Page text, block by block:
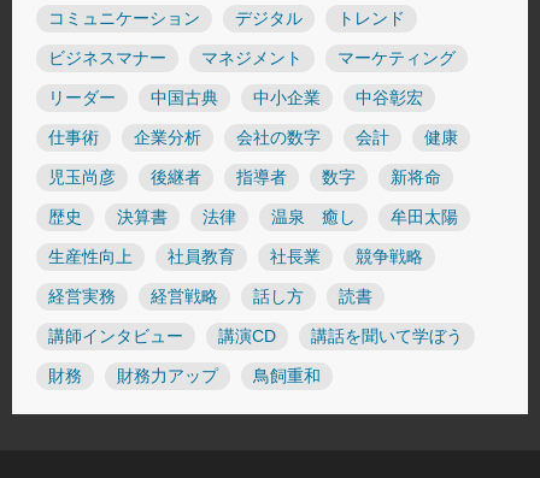
コミュニケーション デジタル トレンド
ビジネスマナー マネジメント マーケティング
リーダー 中国古典 中小企業 中谷彰宏
仕事術 企業分析 会社の数字 会計 健康
児玉尚彦 後継者 指導者 数字 新将命
歴史 決算書 法律 温泉 癒し 牟田太陽
生産性向上 社員教育 社長業 競争戦略
経営実務 経営戦略 話し方 読書
講師インタビュー 講演CD 講話を聞いて学ぼう
財務 財務力アップ 鳥飼重和